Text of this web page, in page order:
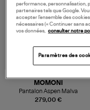
279,00 €
MOMONI
Pantalon Aspen Malva
performance, personnalisation,
partenaires tels que Google.
accepter l’ensemble des
nécessaires (« Continuer sans
vos données,
consulter notre
Paramètres des